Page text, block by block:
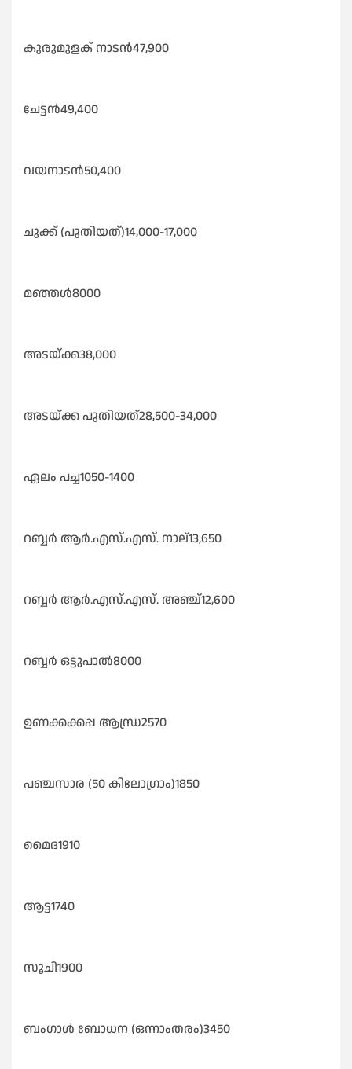
കുരുമുളക് നാടൻ47,900
ചേട്ടൻ49,400
വയനാടൻ50,400
ചുക്ക് (പുതിയത്)14,000-17,000
മഞ്ഞൾ8000
അടയ്ക്ക38,000
അടയ്ക്ക പുതിയത്28,500-34,000
ഏലം പച്ച1050-1400
റബ്ബർ ആർ.എസ്.എസ്. നാല്13,650
റബ്ബർ ആർ.എസ്.എസ്. അഞ്ച്12,600
റബ്ബർ ഒട്ടുപാൽ8000
ഉണക്കക്കപ്പ ആന്ധ്ര2570
പഞ്ചസാര (50 കിലോഗ്രാം)1850
മൈദ1910
ആട്ട1740
സൂചി1900
ബംഗാൾ ബോധന (ഒന്നാംതരം)3450